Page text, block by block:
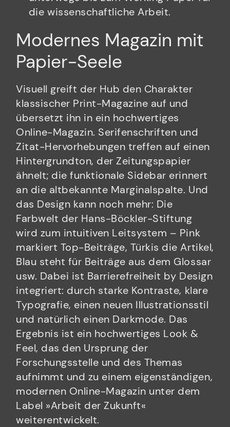
die wissenschaftliche Arbeit.
Modernes Magazin mit
Papier-Seele
Visuell greift der Hub den Charakter
klassischer Print-Magazine auf und
übersetzt ihn in ein hochwertiges
Online-Magazin. Serifenschriften und
Zitat-Hervorhebungen treffen auf einen
Hintergrundton, der Zeitungspapier
ähnelt; die funktionale Sidebar erinnert
an die altbekannte Marginalspalte. Und
das Design kann noch mehr: Die
Farbwelt der Hans-Böckler-Stiftung
wird zum intuitiven Leitsystem – Pink
markiert Top-Beiträge, Türkis die Artikel,
Blau steht für Beiträge aus dem Glossar
usw. Dabei ist Barrierefreiheit by Design
integriert: durch starke Kontraste, klare
Typografie, einen neuen Illustrationsstil
und natürlich einen Darkmode. Das
Ergebnis ist ein hochwertiges Look &
Feel, das den Ursprung der
Forschungsstelle und des Themas
aufnimmt und zu einem eigenständigen,
modernen Online-Magazin unter dem
Label »Arbeit der Zukunft«
weiterentwickelt.